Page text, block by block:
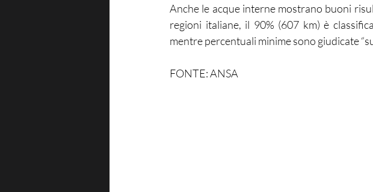
Anche le acque interne mostrano buoni
regioni italiane, il 90% (607 km) è
mentre percentuali minime sono giudicate
FONTE: ANSA